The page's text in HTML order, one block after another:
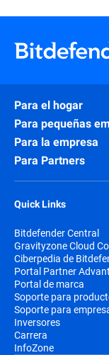
Para el hogar
Para pequeñas
Para la empresa
Para Partners
Quick Links
Bitdefender Central
Gravityzone Cloud
Ciberpedia de
Portal Partner
Portal de marca
Soporte para
Soporte para
Inversores
Carrera
InfoZone